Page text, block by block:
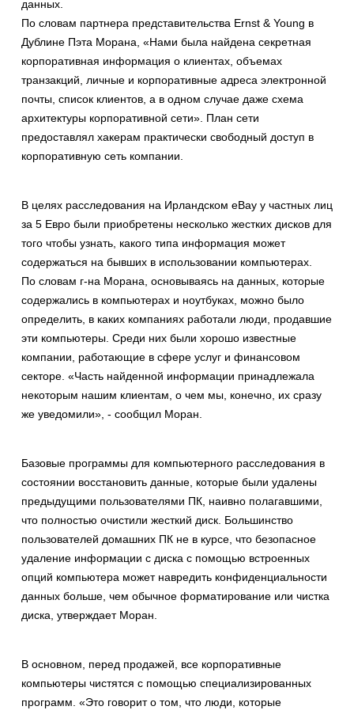
данных.
По словам партнера представительства Ernst & Young в
Дублине Пэта Морана, «Нами была найдена секретная
корпоративная информация о клиентах, объемах
транзакций, личные и корпоративные адреса электронной
почты, список клиентов, а в одном случае даже схема
архитектуры корпоративной сети». План сети
предоставлял хакерам практически свободный доступ в
корпоративную сеть компании.
В целях расследования на Ирландском eBay у частных лиц
за 5 Евро были приобретены несколько жестких дисков для
того чтобы узнать, какого типа информация может
содержаться на бывших в использовании компьютерах.
По словам г-на Морана, основываясь на данных, которые
содержались в компьютерах и ноутбуках, можно было
определить, в каких компаниях работали люди, продавшие
эти компьютеры. Среди них были хорошо известные
компании, работающие в сфере услуг и финансовом
секторе. «Часть найденной информации принадлежала
некоторым нашим клиентам, о чем мы, конечно, их сразу
же уведомили», - сообщил Моран.
Базовые программы для компьютерного расследования в
состоянии восстановить данные, которые были удалены
предыдущими пользователями ПК, наивно полагавшими,
что полностью очистили жесткий диск. Большинство
пользователей домашних ПК не в курсе, что безопасное
удаление информации с диска с помощью встроенных
опций компьютера может навредить конфиденциальности
данных больше, чем обычное форматирование или чистка
диска, утверждает Моран.
В основном, перед продажей, все корпоративные
компьютеры чистятся с помощью специализированных
программ. «Это говорит о том, что люди, которые